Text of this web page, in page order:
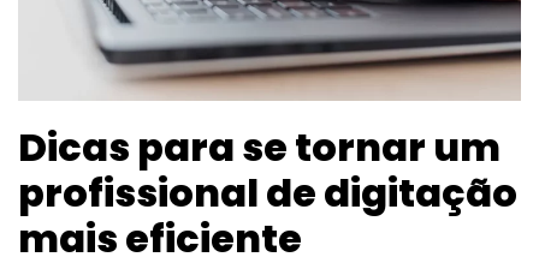
Dicas para se tornar um
profissional de digitação
mais eficiente